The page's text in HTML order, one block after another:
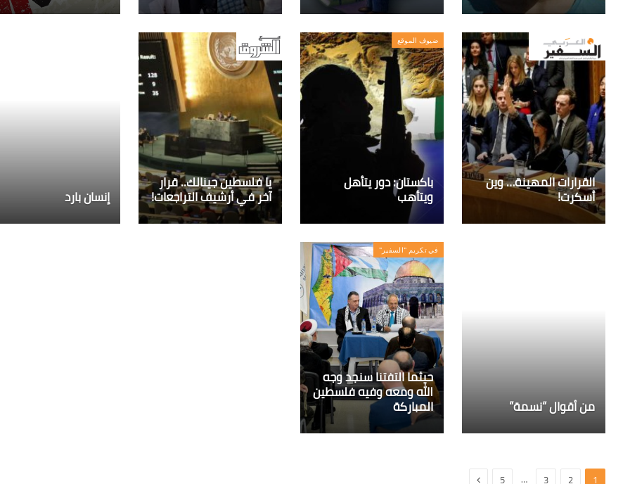
القرارات المهينة… وين
أسكرت!
ضيوف الموقع
باكستان: دور يتأهل
ويتأهب
يا فلسطين جينالك.. قرار
آخر في أرشيف التراجعات! إنسان بارد
من أقوال “نسمة”
في تكريم "السفير"
حيثما التفتنا سنجد وجه
الله ومعه وفيه فلسطين
المباركة
1
2
3
…
5 التالي